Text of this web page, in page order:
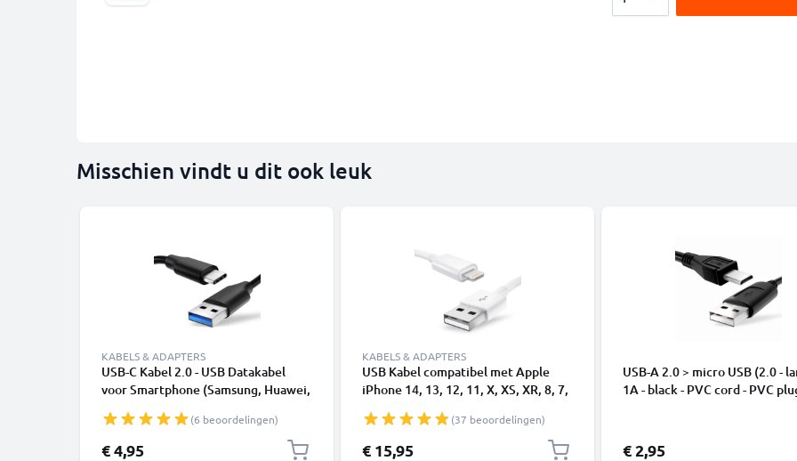
Misschien vindt u dit ook leuk
KABELS & ADAPTERS
USB-C Kabel 2.0 - USB Datakabel
voor Smartphone (Samsung, Huawei,
Panasonic Lumix, Sony, GoPro) -
1,0m 3A Oplaadkabel USB C Stekker
(6 beoordelingen)
€ 4,95
KABELS & ADAPTERS
USB Kabel compatibel met Apple
iPhone 14, 13, 12, 11, X, XS, XR, 8, 7,
(37 beoordelingen)
€ 15,95
USB-A 2.0 > micro USB (2.0 -
1A - black - PVC cord - PVC
€ 2,95